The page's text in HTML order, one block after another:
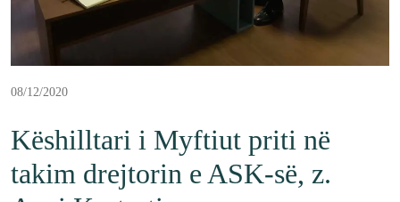
08/12/2020
Këshilltari i Myftiut priti në
takim drejtorin e ASK-së, z.